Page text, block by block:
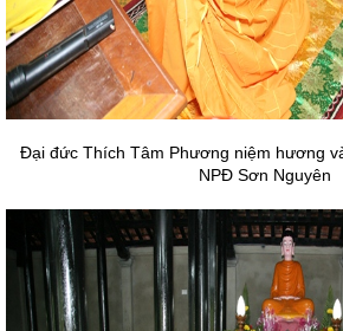
Đại đức Thích Tâm Phương niệm hương
NPĐ Sơn Nguyên